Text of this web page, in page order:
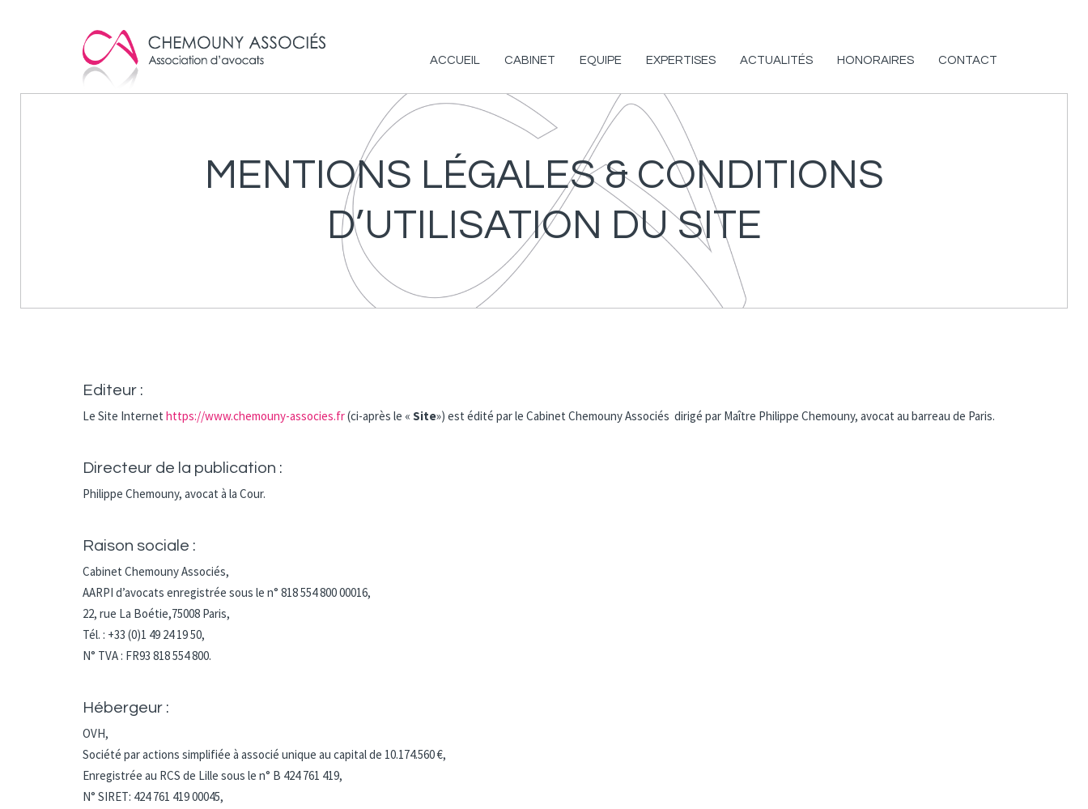
ACCUEIL CABINET EQUIPE EXPERTISES ACTUALITÉS HONORAIRES CONTACT
MENTIONS LÉGALES & CONDITIONS
D’UTILISATION DU SITE
Editeur :
Le Site Internet https://www.chemouny-associes.fr(ci-après le « Site») est édité par le Cabinet Chemouny Associés dirigé par Maître Philippe Chemouny, avocat au barreau de Paris.
Directeur de la publication :
Philippe Chemouny, avocat à la Cour.
Raison sociale :
Cabinet Chemouny Associés,
AARPI d’avocats enregistrée sous le n° 818 554 800 00016,
22, rue La Boétie,75008 Paris,
Tél. : +33 (0)1 49 24 19 50,
N° TVA : FR93 818 554 800.
Hébergeur :
OVH,
Société par actions simplifiée à associé unique au capital de 10.174.560 €,
Enregistrée au RCS de Lille sous le n° B 424 761 419,
N° SIRET: 424 761 419 00045,